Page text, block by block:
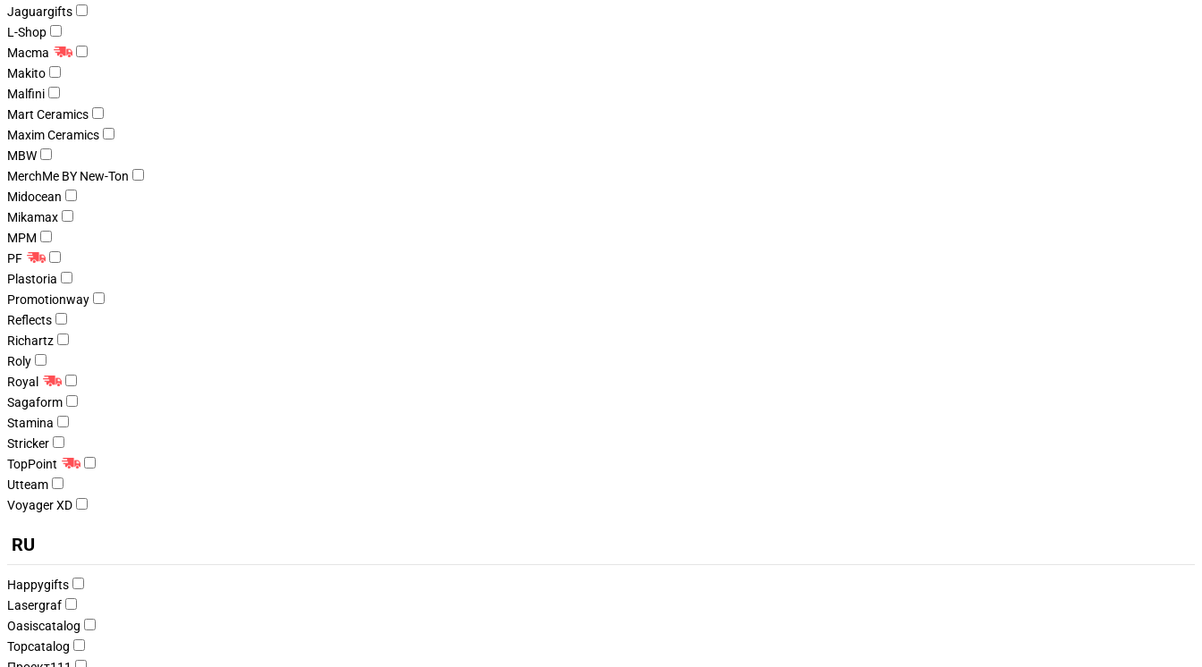
Jaguargifts
L-Shop
Macma
Makito
Malfini
Mart Ceramics
Maxim Ceramics
MBW
MerchMe BY New-Ton
Midocean
Mikamax
MPM
PF
Plastoria
Promotionway
Reflects
Richartz
Roly
Royal
Sagaform
Stamina
Stricker
TopPoint
Utteam
Voyager XD
RU
Happygifts
Lasergraf
Oasiscatalog
Topcatalog